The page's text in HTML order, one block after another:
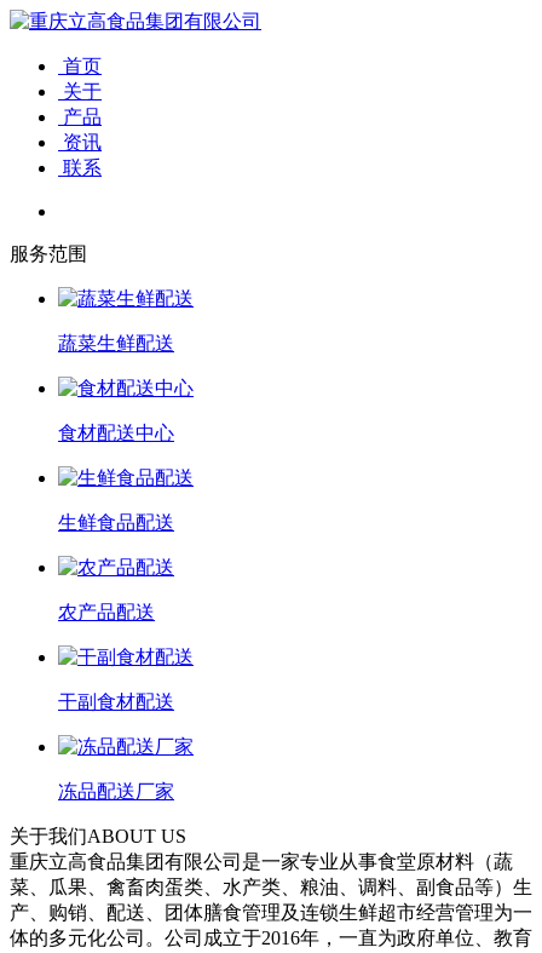
首页
关于
产品
资讯
联系
服务范围
蔬菜生鲜配送
食材配送中心
生鲜食品配送
农产品配送
干副食材配送
冻品配送厂家
关于我们ABOUT US
重庆立高食品集团有限公司是一家专业从事食堂原材料（蔬
菜、瓜果、禽畜肉蛋类、水产类、粮油、调料、副食品等）生
产、购销、配送、团体膳食管理及连锁生鲜超市经营管理为一
体的多元化公司。公司成立于2016年，一直为政府单位、教育